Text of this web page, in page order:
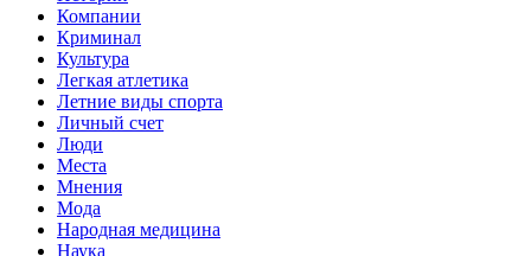
Компании
Криминал
Культура
Легкая атлетика
Летние виды спорта
Личный счет
Люди
Места
Мнения
Мода
Народная медицина
Наука